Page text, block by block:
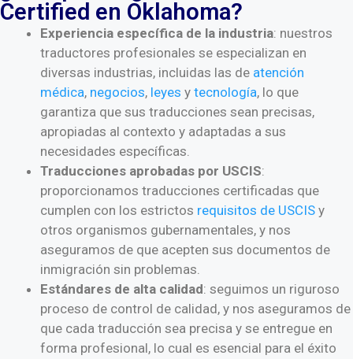
Certified en Oklahoma?
Experiencia específica de la industria: nuestros
traductores profesionales se especializan en
diversas industrias, incluidas las de atención
médica, negocios, leyes y tecnología, lo que
garantiza que sus traducciones sean precisas,
apropiadas al contexto y adaptadas a sus
necesidades específicas.
Traducciones aprobadas por USCIS:
proporcionamos traducciones certificadas que
cumplen con los estrictos requisitos de USCIS y
otros organismos gubernamentales, y nos
aseguramos de que acepten sus documentos de
inmigración sin problemas.
Estándares de alta calidad: seguimos un riguroso
proceso de control de calidad, y nos aseguramos de
que cada traducción sea precisa y se entregue en
forma profesional, lo cual es esencial para el éxito